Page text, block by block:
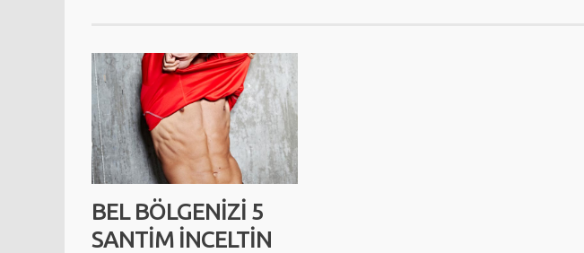
BEL BÖLGENIZI 5
SANTIM İNCELTIN